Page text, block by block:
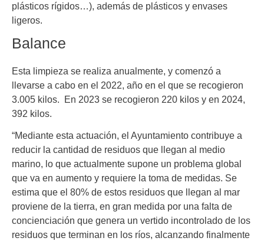
plásticos rígidos…), además de plásticos y envases
ligeros.
Balance
Esta limpieza se realiza anualmente, y comenzó a
llevarse a cabo en el 2022, año en el que se recogieron
3.005 kilos. En 2023 se recogieron 220 kilos y en 2024,
392 kilos.
“Mediante esta actuación, el Ayuntamiento contribuye a
reducir la cantidad de residuos que llegan al medio
marino, lo que actualmente supone un problema global
que va en aumento y requiere la toma de medidas. Se
estima que el 80% de estos residuos que llegan al mar
proviene de la tierra, en gran medida por una falta de
concienciación que genera un vertido incontrolado de los
residuos que terminan en los ríos, alcanzando finalmente